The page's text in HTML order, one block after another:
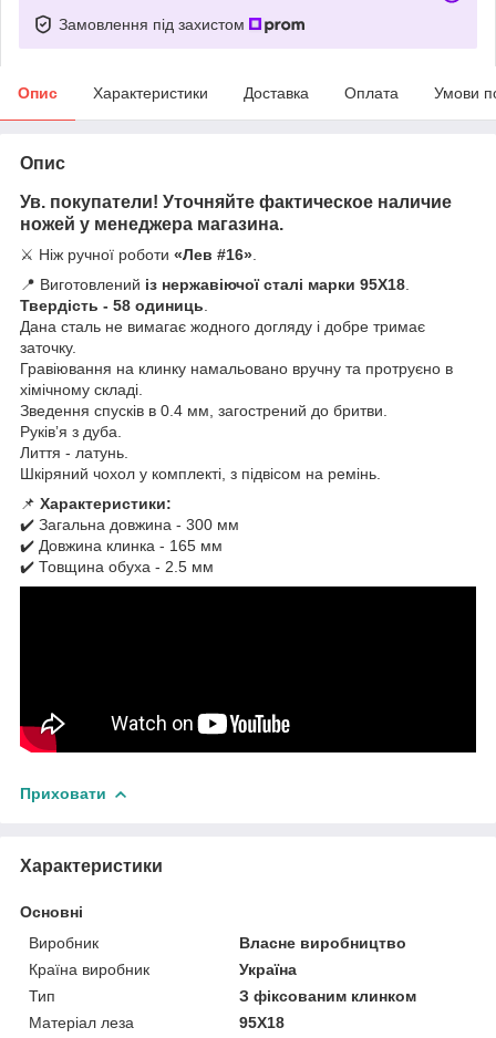
Замовлення під захистом
Опис Характеристики Доставка Оплата Умови
Опис
Ув. покупатели! Уточняйте фактическое наличие
ножей у менеджера магазина.
⚔️ Ніж ручної роботи «Лев #16»
📍 Виготовлений із нержавіючої сталі марки 95Х18
Твердість - 58 одиниць
Дана сталь не вимагає жодного догляду і добре тримає
заточку.
Гравіювання на клинку намальовано вручну та протруєно в
хімічному складі.
Зведення спусків в 0.4 мм, загострений до бритви.
Руківʼя з дуба.
Лиття - латунь.
Шкіряний чохол у комплекті, з підвісом на ремінь.
📌 Характеристики:
✔️ Загальна довжина - 300 мм
✔️ Довжина клинка - 165 мм
✔️ Товщина обуха - 2.5 мм
Приховати
Характеристики
Основні
Виробник
Власне виробництво
Країна виробник
Україна
Тип
З фіксованим клинком
Матеріал леза
95Х18